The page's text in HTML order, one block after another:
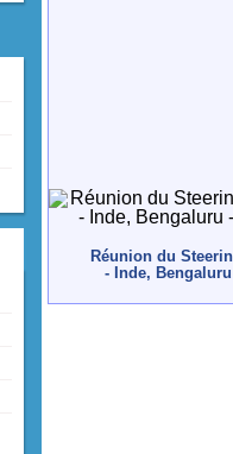
Réunion du
- Inde,